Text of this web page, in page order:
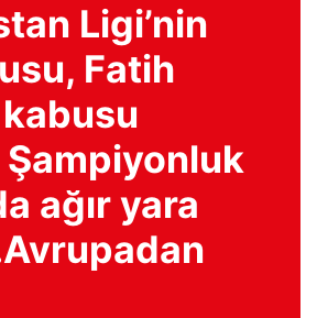
Ligi’nin
Fatih
kabusu
Şampiyonluk
ağır yara